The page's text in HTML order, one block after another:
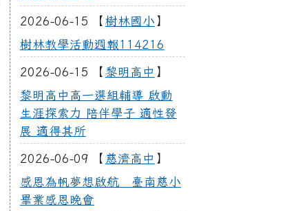
2026-06-15 【 樹林國小 】
樹林教學活動週報114216
2026-06-15 【 黎明高中 】
黎明高中高一選組輔導 啟動
生涯探索力 陪伴學子 適性發
展 適得其所
2026-06-09 【 慈濟高中 】
感恩為帆夢想啟航 臺南慈小
畢業感恩晚會